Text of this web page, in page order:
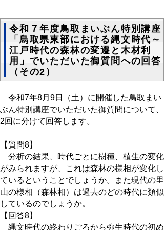
令和７年度鳥取まいぶん特別講座
「鳥取県東部における縄文時代～
江戸時代の森林の変遷と木材利
用」でいただいた御質問への回答
（その2）
令和7年8月9日（土）に開催した鳥取まい
ぶん特別講座でいただいた御質問について、
2回に分けて回答します。
【質問8】
分析の結果、時代ごとに樹種、植生の変化
がみられますが、これは森林の様相が変化し
ているということでしょうか。また現代の里
山の様相（森林相）は過去のどの時代に類似
しているのでしょうか。
【回答8】
縄文時代の終わりごろから弥生時代の初め